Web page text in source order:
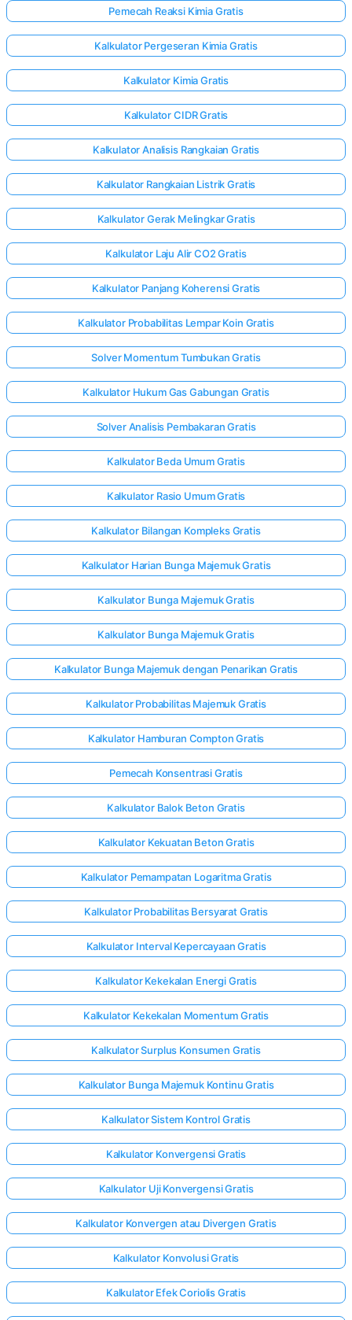
Pemecah Reaksi Kimia Gratis
Kalkulator Pergeseran Kimia Gratis
Kalkulator Kimia Gratis
Kalkulator CIDR Gratis
Kalkulator Analisis Rangkaian Gratis
Kalkulator Rangkaian Listrik Gratis
Kalkulator Gerak Melingkar Gratis
Kalkulator Laju Alir CO2 Gratis
Kalkulator Panjang Koherensi Gratis
Kalkulator Probabilitas Lempar Koin Gratis
Solver Momentum Tumbukan Gratis
Kalkulator Hukum Gas Gabungan Gratis
Solver Analisis Pembakaran Gratis
Kalkulator Beda Umum Gratis
Kalkulator Rasio Umum Gratis
Kalkulator Bilangan Kompleks Gratis
Kalkulator Harian Bunga Majemuk Gratis
Kalkulator Bunga Majemuk Gratis
Kalkulator Bunga Majemuk Gratis
Kalkulator Bunga Majemuk dengan Penarikan Gratis
Kalkulator Probabilitas Majemuk Gratis
Kalkulator Hamburan Compton Gratis
Pemecah Konsentrasi Gratis
Kalkulator Balok Beton Gratis
Kalkulator Kekuatan Beton Gratis
Kalkulator Pemampatan Logaritma Gratis
Kalkulator Probabilitas Bersyarat Gratis
Kalkulator Interval Kepercayaan Gratis
Kalkulator Kekekalan Energi Gratis
Kalkulator Kekekalan Momentum Gratis
Kalkulator Surplus Konsumen Gratis
Kalkulator Bunga Majemuk Kontinu Gratis
Kalkulator Sistem Kontrol Gratis
Kalkulator Konvergensi Gratis
Kalkulator Uji Konvergensi Gratis
Kalkulator Konvergen atau Divergen Gratis
Kalkulator Konvolusi Gratis
Kalkulator Efek Coriolis Gratis